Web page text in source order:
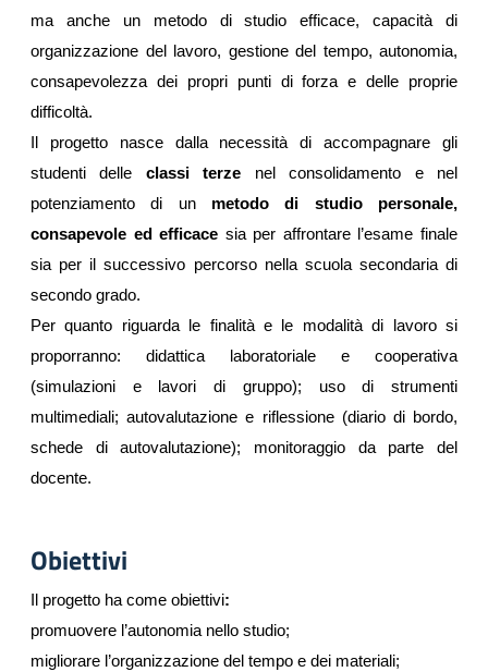
ma anche un metodo di studio efficace, capacità di
organizzazione del lavoro, gestione del tempo, autonomia,
consapevolezza dei propri punti di forza e delle proprie
difficoltà.
Il progetto nasce dalla necessità di accompagnare gli
studenti delle classi terze nel consolidamento e nel
potenziamento di un metodo di studio personale,
consapevole ed efficace sia per affrontare l’esame finale
sia per il successivo percorso nella scuola secondaria di
secondo grado.
Per quanto riguarda le finalità e le modalità di lavoro si
proporranno: didattica laboratoriale e cooperativa
(simulazioni e lavori di gruppo); uso di strumenti
multimediali; autovalutazione e riflessione (diario di bordo,
schede di autovalutazione); monitoraggio da parte del
docente.
Obiettivi
Il progetto ha come obiettivi:
promuovere l’autonomia nello studio;
migliorare l’organizzazione del tempo e dei materiali;